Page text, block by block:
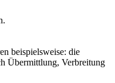
beispielsweise: die
Übermittlung, Verbreitung